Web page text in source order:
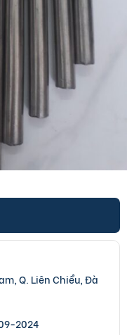
Q. Liên Chiểu, Đà
2024